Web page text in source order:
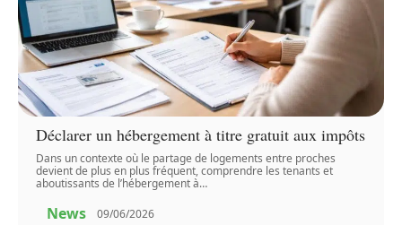
Déclarer un hébergement à titre gratuit aux impôts
Dans un contexte où le partage de logements entre proches
devient de plus en plus fréquent, comprendre les tenants et
aboutissants de l’hébergement à…
News 09/06/2026